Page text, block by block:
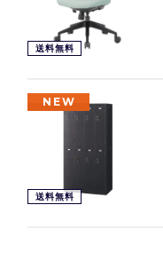
送料無料
NEW
送料無料